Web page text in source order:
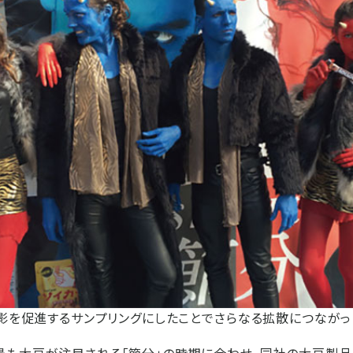
を促進するサンプリングにしたことでさらなる拡散につながっ